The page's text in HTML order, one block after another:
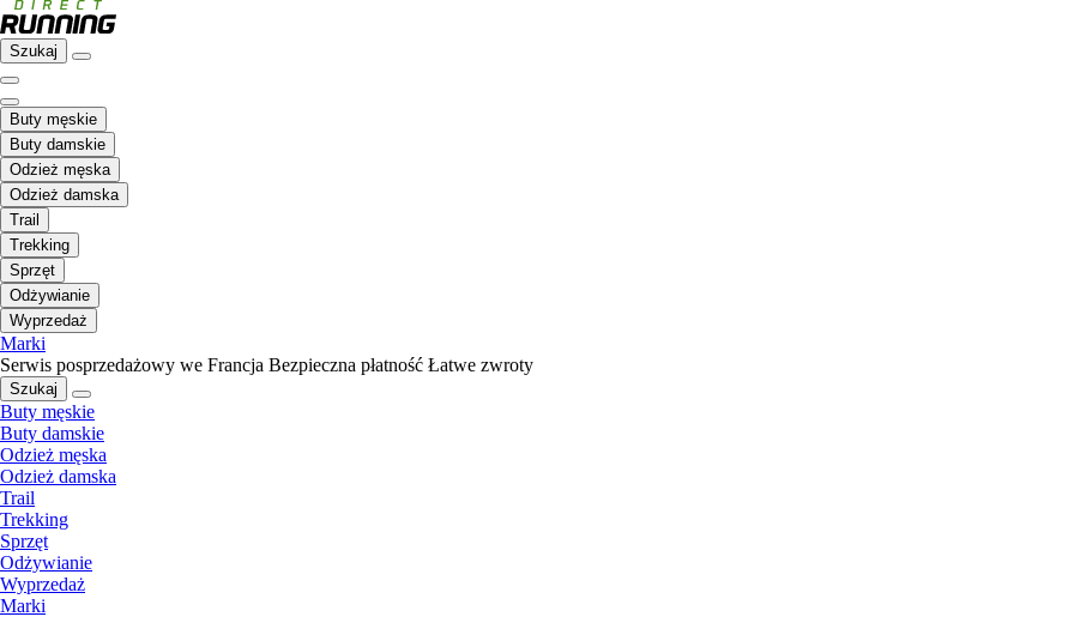
Szukaj
Buty męskie
Buty damskie
Odzież męska
Odzież damska
Trail
Trekking
Sprzęt
Odżywianie
Wyprzedaż
Marki
Serwis posprzedażowy we Francja Bezpieczna płatność Łatwe zwroty
Szukaj
Buty męskie
Buty damskie
Odzież męska
Odzież damska
Trail
Trekking
Sprzęt
Odżywianie
Wyprzedaż
Marki